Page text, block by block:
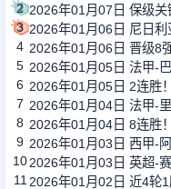
2
3
4
5
6
7
8
9
10
11